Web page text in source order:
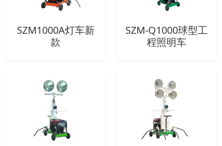
SZM1000A灯车新
款
SZM-Q1000球型工
程照明车